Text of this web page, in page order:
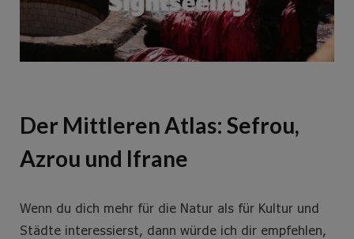
Der Mittleren Atlas: Sefrou,
Azrou und Ifrane
Wenn du dich mehr für die Natur als für Kultur und
Städte interessierst, dann würde ich dir empfehlen,